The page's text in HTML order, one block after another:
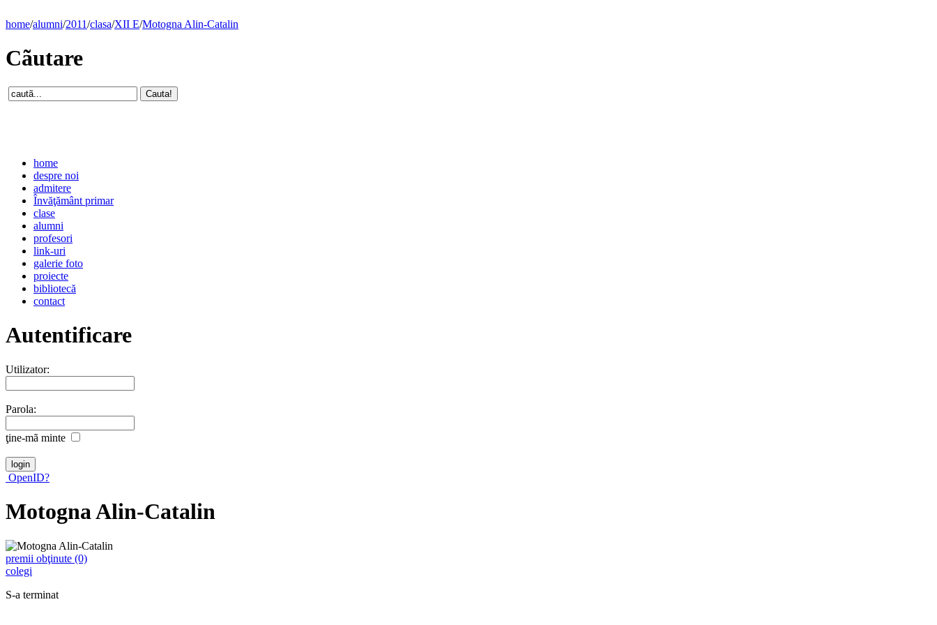
home/alumni/2011/clasa/XII E/Motogna Alin-Catalin
Cãutare
home
despre noi
admitere
Învăţământ primar
clase
alumni
profesori
link-uri
galerie foto
proiecte
bibliotecă
contact
Autentificare
Utilizator:
Parola:
ţine-mã minte
OpenID?
Motogna Alin-Catalin
premii obţinute (0)
colegi
S-a terminat